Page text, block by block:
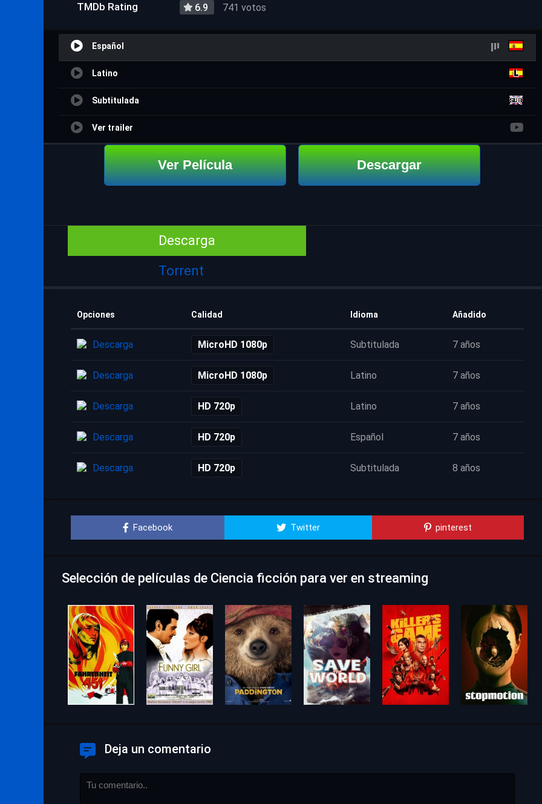
TMDb Rating 6.9 741 votos
Español
Latino
Subtitulada
Ver trailer
Ver Película Descargar
Descarga
Torrent
Opciones Calidad Idioma Añadido
Descarga MicroHD 1080p Subtitulada 7 años
Descarga MicroHD 1080p Latino 7 años
Descarga HD 720p Latino 7 años
Descarga HD 720p Español 7 años
Descarga HD 720p Subtitulada 8 años
Facebook Twitter pinterest
Selección de películas de Ciencia ficción para ver en streaming
Deja un comentario